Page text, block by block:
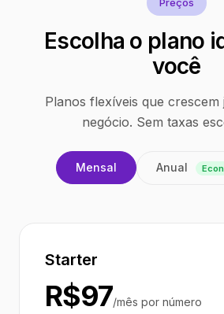
Escolha o plano
você
Planos flexíveis que
negócio. Sem taxas
Mensal Anual
Starter
R$97/mês por número